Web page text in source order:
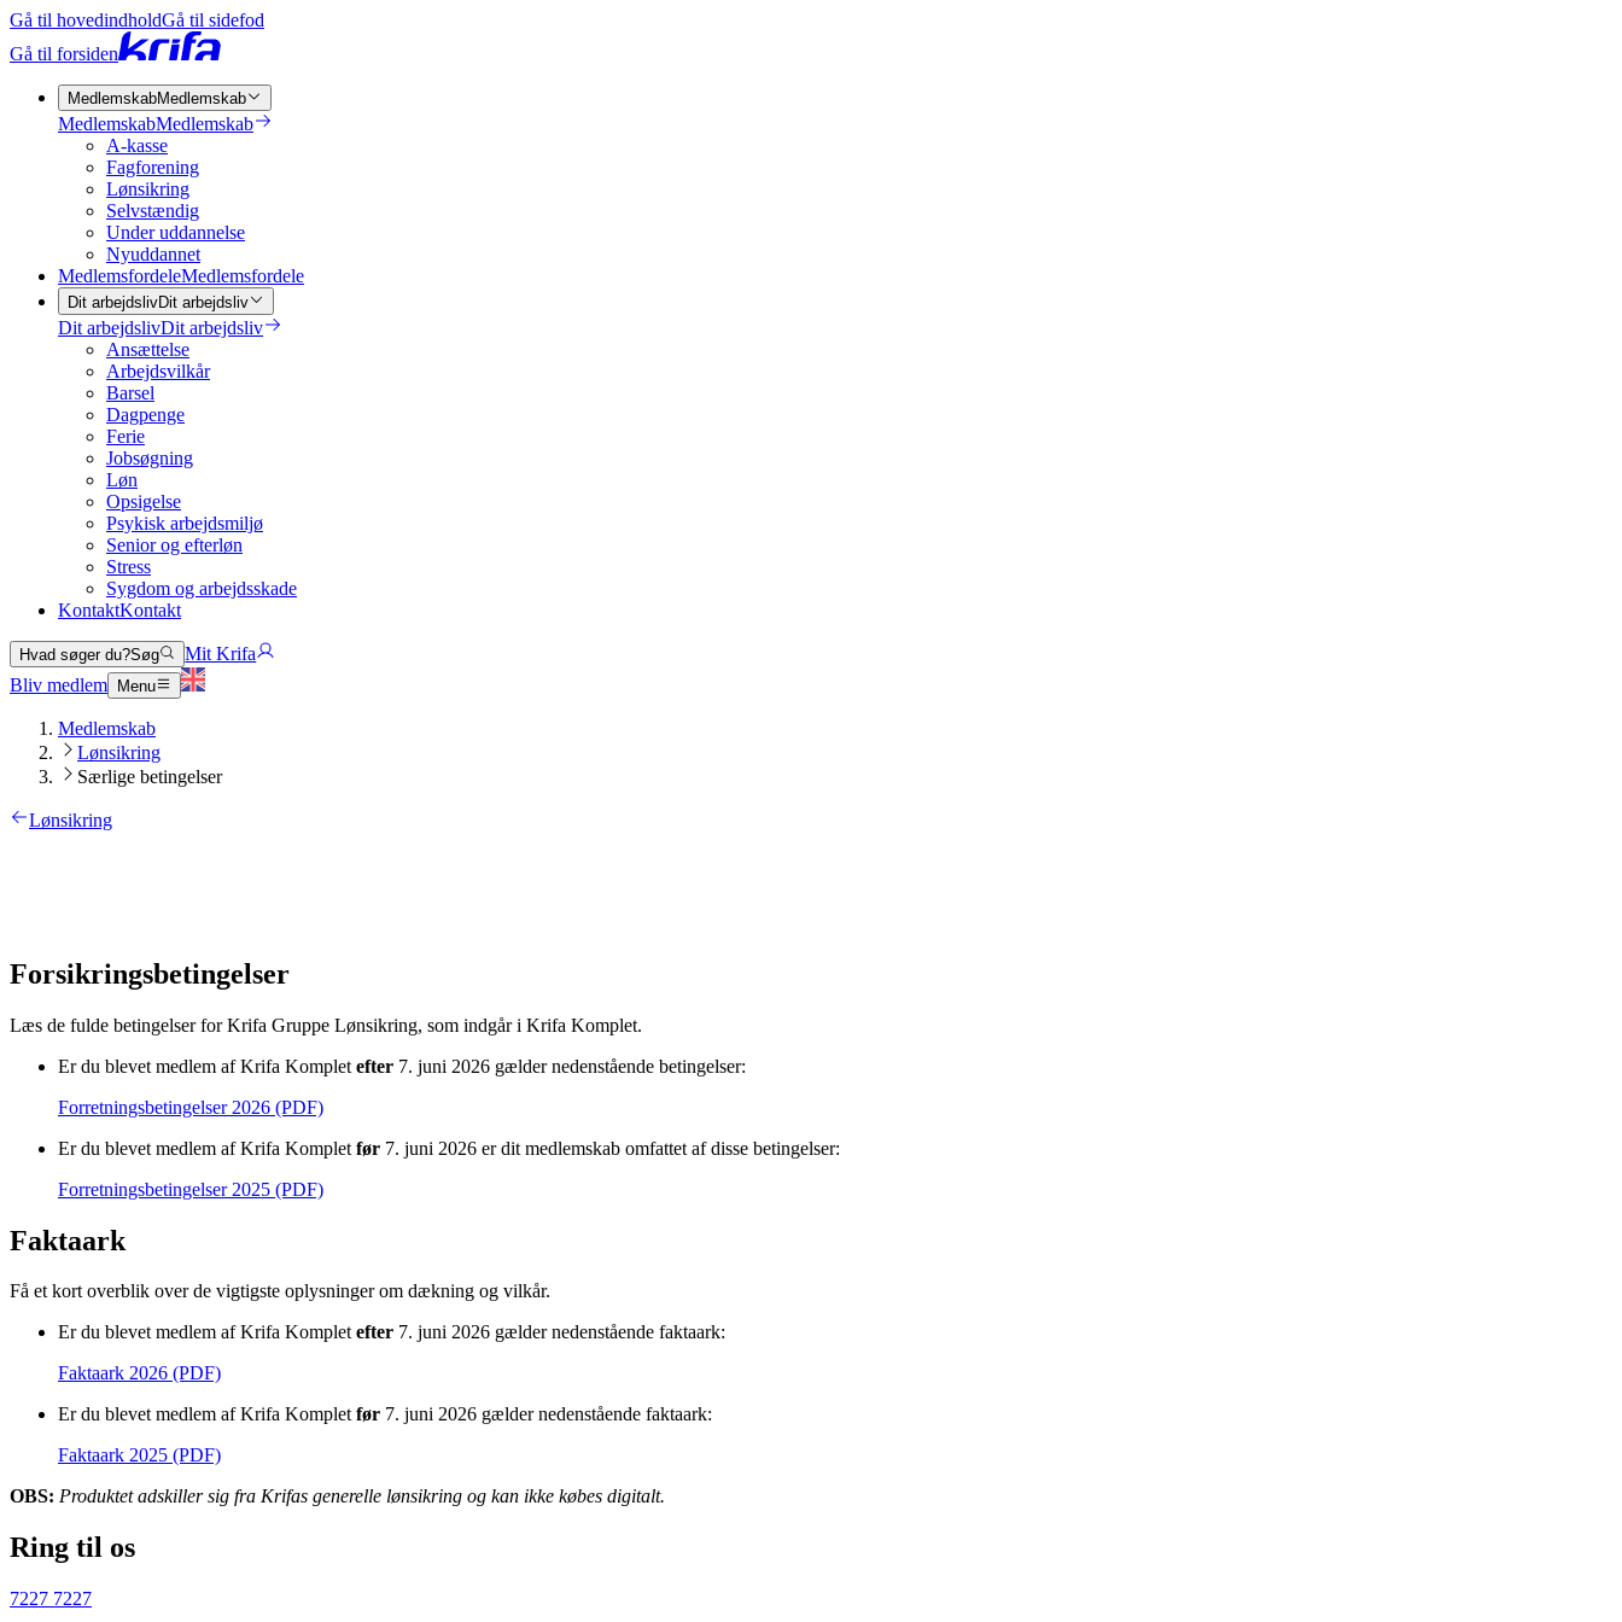
Gå til hovedindholdGå til sidefod
Gå til forsiden
MedlemskabMedlemskab
MedlemskabMedlemskab
A-kasse
Fagforening
Lønsikring
Selvstændig
Under uddannelse
Nyuddannet
MedlemsfordeleMedlemsfordele
Dit arbejdslivDit arbejdsliv
Dit arbejdslivDit arbejdsliv
Ansættelse
Arbejdsvilkår
Barsel
Dagpenge
Ferie
Jobsøgning
Løn
Opsigelse
Psykisk arbejdsmiljø
Senior og efterløn
Stress
Sygdom og arbejdsskade
KontaktKontakt
Hvad søger du?Søg
Mit Krifa
Bliv medlem
Menu
Medlemskab
Lønsikring
Særlige betingelser
Lønsikring
Forsikringsbetingelser
Læs de fulde betingelser for Krifa Gruppe Lønsikring, som indgår i Krifa Komplet.
Er du blevet medlem af Krifa Komplet efter 7. juni 2026 gælder nedenstående betingelser:
Forretningsbetingelser 2026 (PDF)
Er du blevet medlem af Krifa Komplet før 7. juni 2026 er dit medlemskab omfattet af disse betingelser:
Forretningsbetingelser 2025 (PDF)
Faktaark
Få et kort overblik over de vigtigste oplysninger om dækning og vilkår.
Er du blevet medlem af Krifa Kompletefter 7. juni 2026 gælder nedenstående faktaark:
Faktaark 2026 (PDF)
Er du blevet medlem af Krifa Kompletfør 7. juni 2026 gælder nedenstående faktaark:
Faktaark 2025 (PDF)
OBS: Produktet adskiller sig fra Krifas generelle lønsikring og kan ikke købes digitalt.
Ring til os
7227 7227